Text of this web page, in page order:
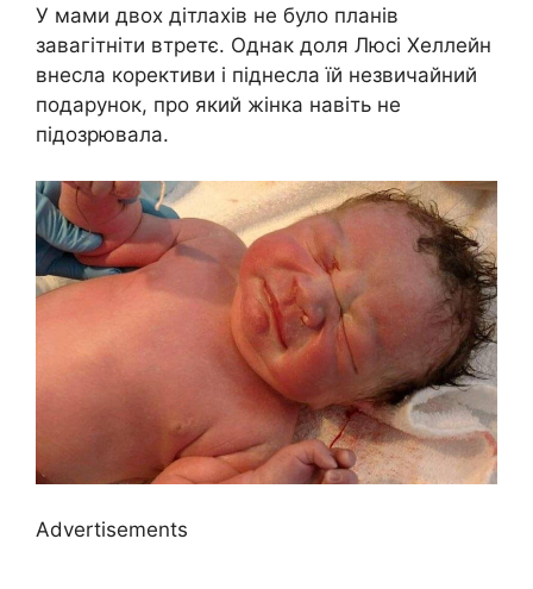
У мами двох дітлахів не було планів
завагітніти втретє. Однак доля Люсі Хеллейн
внесла корективи і піднесла їй незвичайний
подарунок, про який жінка навіть не
підозрювала.
Advertisements